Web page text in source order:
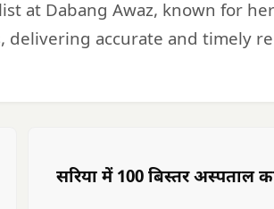
at Dabang Awaz, known for
delivering accurate and timely
सरिया में 100 बिस्तर अस्पताल